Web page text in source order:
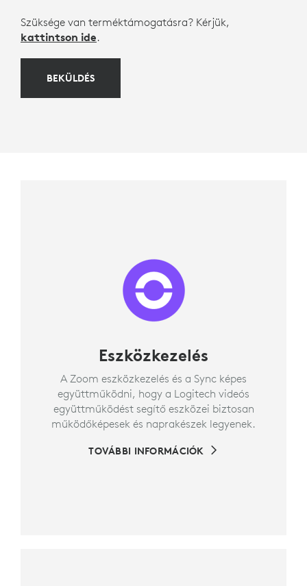
Szüksége van terméktámogatásra? Kérjük,
kattintson ide.
BEKÜLDÉS
Eszközkezelés
A Zoom eszközkezelés és a Sync képes
együttműködni, hogy a Logitech videós
együttműködést segítő eszközei biztosan
működőképesek és naprakészek legyenek.
TOVÁBBI INFORMÁCIÓK